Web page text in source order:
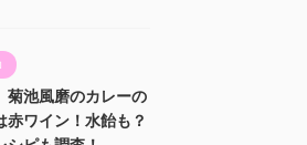
菊池風磨のカレーの
赤ワイン！水飴も？